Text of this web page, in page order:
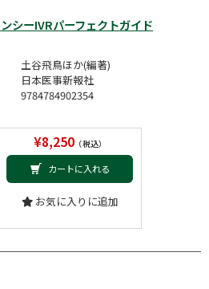
シーIVRパーフェクトガイド
土谷飛鳥ほか(編著)
日本医事新報社
9784784902354
¥8,250（税込）
カートに入れる
お気に入りに追加